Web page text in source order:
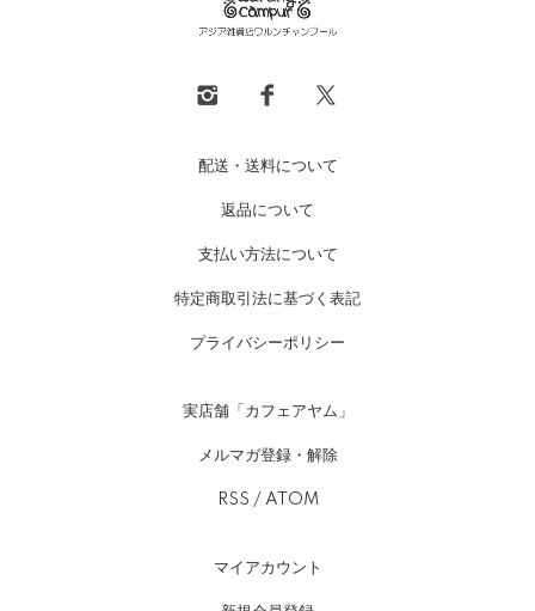
配送・送料について
返品について
支払い方法について
特定商取引法に基づく表記
プライバシーポリシー
実店舗「カフェアヤム」
メルマガ登録・解除
RSS / ATOM
マイアカウント